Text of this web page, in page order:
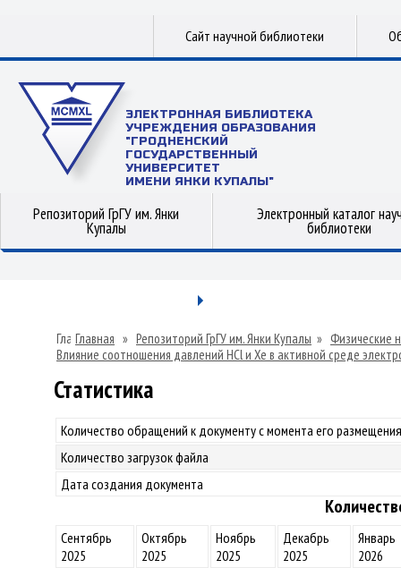
Сайт научной библиотеки
ЭЛЕКТРОННАЯ БИБЛИОТЕКА
УЧРЕЖДЕНИЯ ОБРАЗОВАНИЯ
"ГРОДНЕНСКИЙ
ГОСУДАРСТВЕННЫЙ
УНИВЕРСИТЕТ
ИМЕНИ ЯНКИ КУПАЛЫ"
Репозиторий ГрГУ им. Янки
Купалы
Электронный каталог
библиотеки
Главная » Репозиторий ГрГУ им. Янки Купалы » Физические
Влияние соотношения давлений HCl и Xe в активной среде
Статистика
Количество обращений к документу с момента его
Количество загрузок файла
Дата создания документа
Сентябрь
2025
Октябрь
2025
Ноябрь
2025
Декабрь
2025
Январь
2026